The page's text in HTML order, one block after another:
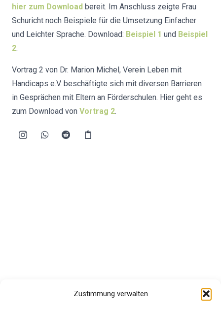
Zustimmung verwalten
hier zum Download bereit. Im Anschluss zeigte Frau
Schuricht noch Beispiele für die Umsetzung Einfacher
und Leichter Sprache. Download: Beispiel 1 und Beispiel
2.
Vortrag 2 von Dr. Marion Michel, Verein Leben mit
Handicaps e.V. beschäftigte sich mit diversen Barrieren
in Gesprächen mit Eltern an Förderschulen. Hier geht es
zum Download von Vortrag 2.